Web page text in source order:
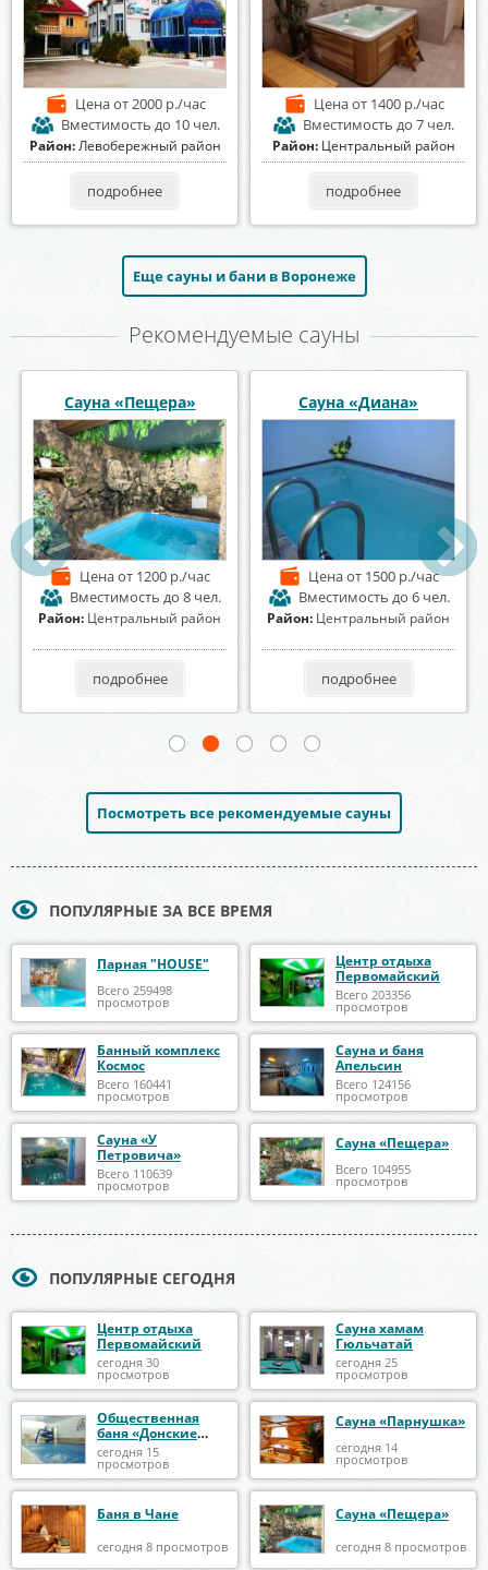
Ценаот 2000 р./час
Вместимость до 10 чел.
Район:Левобережный район
подробнее
Ценаот 1400 р./час
Вместимость до 7 чел.
Район: Центральный район
подробнее
Еще сауны и бани в Воронеже
Рекомендуемые сауны
Сауна Эдесса
Ценаот 600 р./час
Вместимость до 12 чел.
Район:Коминтерновский
подробнее
Сауна «У Петровича»
Ценаот 1300 р./час
Вместимость до 12 чел.
Район:Коминтерновский
подробнее
Посмотреть все рекомендуемые сауны
ПОПУЛЯРНЫЕ ЗА ВСЕ ВРЕМЯ
Парная "HOUSE"
Всего 259498
просмотров
Центр отдыха
Первомайский
Всего 203356
просмотров
Банный комплекс
Космос
Всего 160441
просмотров
Сауна и баня
Апельсин
Всего 124156
просмотров
Сауна «У
Петровича»
Всего 110639
просмотров
Сауна «Пещера»
Всего 104955
просмотров
ПОПУЛЯРНЫЕ СЕГОДНЯ
Центр отдыха
Первомайский
сегодня 30
просмотров
Сауна хамам
Гюльчатай
сегодня 25
просмотров
Общественная
баня «Донские
бани»
сегодня 15
просмотров
Сауна «Парнушка»
сегодня 14
просмотров
Баня в Чане
сегодня 8 просмотров
Сауна «Пещера»
сегодня 8 просмотров